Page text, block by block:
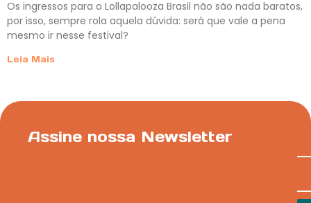
Os ingressos para o Lollapalooza Brasil não são nada baratos,
por isso, sempre rola aquela dúvida: será que vale a pena
mesmo ir nesse festival?
Leia Mais
Assine nossa Newsletter